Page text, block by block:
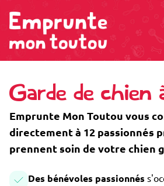
Garde de chien
Emprunte Mon Toutou vous
directement à 12 passionnés
prennent soin de votre chien
Des bénévoles passionnés